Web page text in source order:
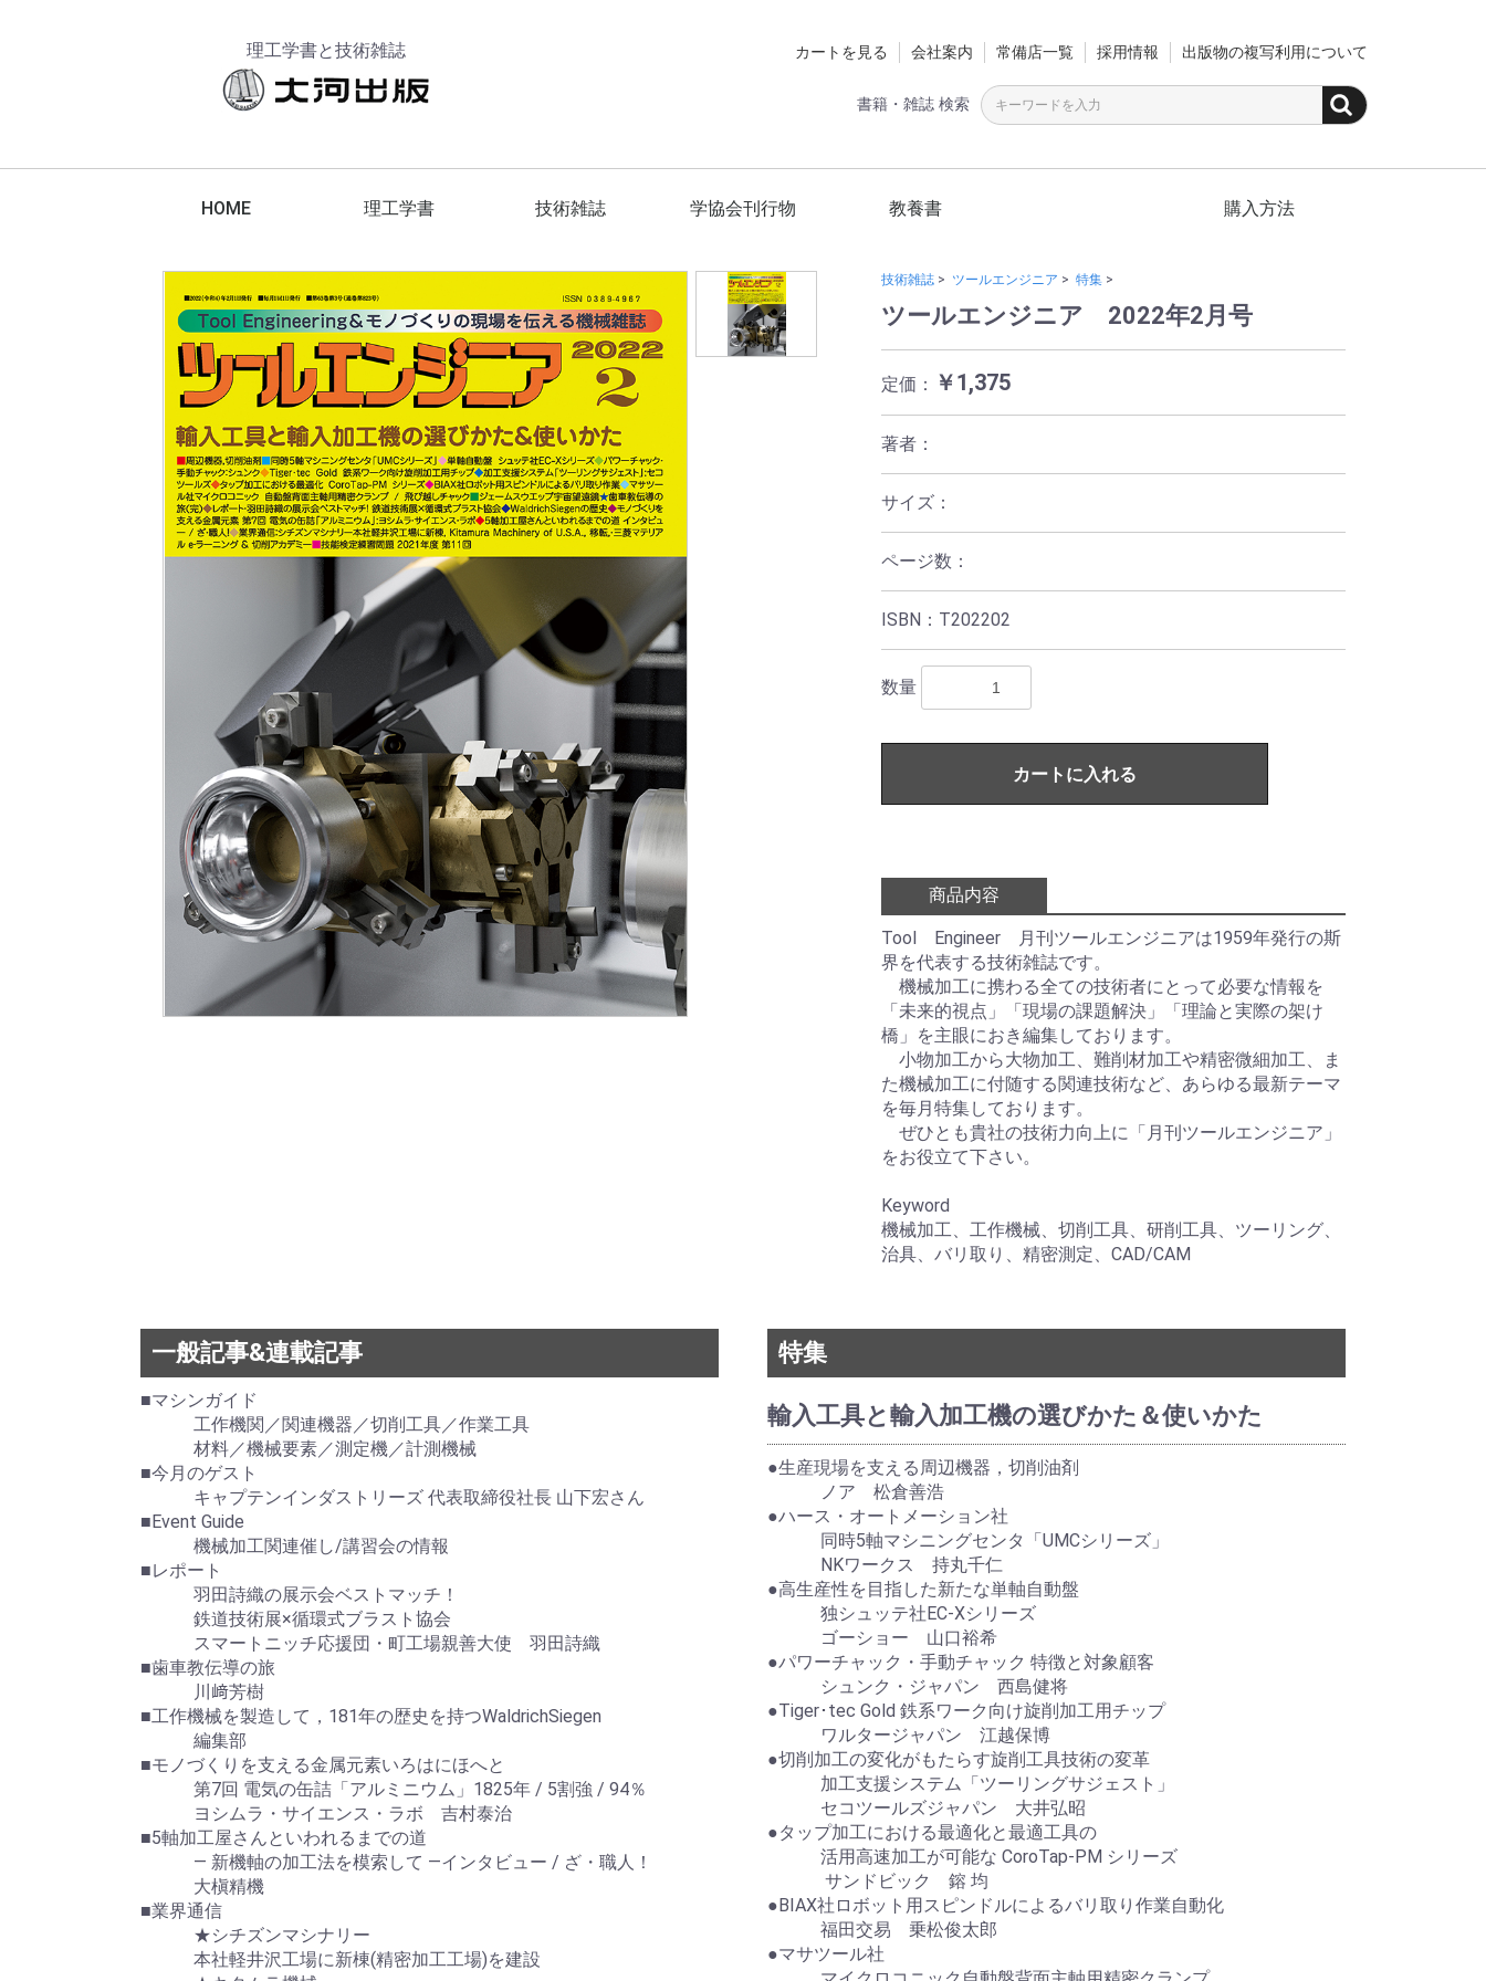
理工学書と技術雑誌 カートを見る 会社案内 常備店一覧 採用情報 出版物の複写利用について
書籍・雑誌 検索
HOME 理工学書 技術雑誌 学協会刊行物 教養書 購入方法
技術雑誌 > ツールエンジニア > 特集 >
ツールエンジニア 2022年2月号
定価： ￥1,375
著者：
サイズ：
ページ数：
ISBN：T202202
数量
カートに入れる
商品内容
Tool Engineer 月刊ツールエンジニアは1959年発行の斯
界を代表する技術雑誌です。
機械加工に携わる全ての技術者にとって必要な情報を
「未来的視点」「現場の課題解決」「理論と実際の架け
橋」を主眼におき編集しております。
小物加工から大物加工、難削材加工や精密微細加工、ま
た機械加工に付随する関連技術など、あらゆる最新テーマ
を毎月特集しております。
ぜひとも貴社の技術力向上に「月刊ツールエンジニア」
をお役立て下さい。
Keyword
機械加工、工作機械、切削工具、研削工具、ツーリング、
治具、バリ取り、精密測定、CAD/CAM
一般記事&連載記事
■マシンガイド
工作機関／関連機器／切削工具／作業工具
材料／機械要素／測定機／計測機械
■今月のゲスト
キャプテンインダストリーズ 代表取締役社長 山下宏さん
■Event Guide
機械加工関連催し/講習会の情報
■レポート
羽田詩織の展示会ベストマッチ！
鉄道技術展×循環式ブラスト協会
スマートニッチ応援団・町工場親善大使 羽田詩織
■歯車教伝導の旅
川﨑芳樹
■工作機械を製造して，181年の歴史を持つWaldrichSiegen
編集部
■モノづくりを支える金属元素いろはにほへと
第7回 電気の缶詰「アルミニウム」1825年 / 5割強 / 94％
ヨシムラ・サイエンス・ラボ 吉村泰治
■5軸加工屋さんといわれるまでの道
― 新機軸の加工法を模索して ―インタビュー / ざ・職人！
大槇精機
■業界通信
★シチズンマシナリー
本社軽井沢工場に新棟(精密加工工場)を建設
特集
輸入工具と輸入加工機の選びかた＆使いかた
●生産現場を支える周辺機器，切削油剤
ノア 松倉善浩
●ハース・オートメーション社
同時5軸マシニングセンタ「UMCシリーズ」
NKワークス 持丸千仁
●高生産性を目指した新たな単軸自動盤
独シュッテ社EC-Xシリーズ
ゴーショー 山口裕希
●パワーチャック・手動チャック 特徴と対象顧客
シュンク・ジャパン 西島健将
●Tiger･tec Gold 鉄系ワーク向け旋削加工用チップ
ワルタージャパン 江越保博
●切削加工の変化がもたらす旋削工具技術の変革
加工支援システム「ツーリングサジェスト」
セコツールズジャパン 大井弘昭
●タップ加工における最適化と最適工具の
活用高速加工が可能な CoroTap-PM シリーズ
サンドビック 鎔 均
●BIAX社ロボット用スピンドルによるバリ取り作業自動化
福田交易 乗松俊太郎
●マサツール社